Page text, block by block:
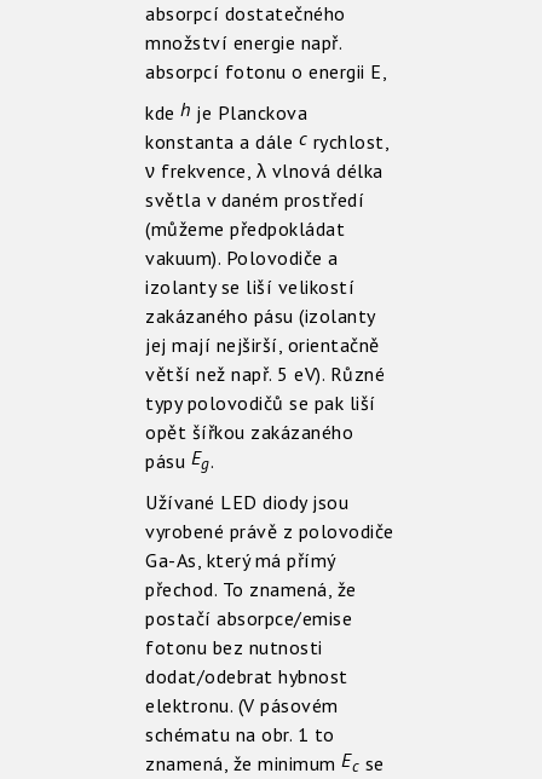
absorpcí dostatečného
množství energie např.
absorpcí fotonu o energii E,
kde h je Planckova
konstanta a dále c rychlost,
ν frekvence, λ vlnová délka
světla v daném prostředí
(můžeme předpokládat
vakuum). Polovodiče a
izolanty se liší velikostí
zakázaného pásu (izolanty
jej mají nejširší, orientačně
větší než např. 5 eV). Různé
typy polovodičů se pak liší
opět šířkou zakázaného
pásu Eg.
Užívané LED diody jsou
vyrobené právě z polovodiče
Ga-As, který má přímý
přechod. To znamená, že
postačí absorpce/emise
fotonu bez nutnosti
dodat/odebrat hybnost
elektronu. (V pásovém
schématu na obr. 1 to
znamená, že minimum Ec se